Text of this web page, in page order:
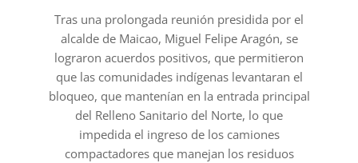
02
Tras una prolongada reunión presidida por el
alcalde de Maicao, Miguel Felipe Aragón, se
lograron acuerdos positivos, que permitieron
que las comunidades indígenas levantaran el
bloqueo, que mantenían en la entrada principal
del Relleno Sanitario del Norte, lo que
impedida el ingreso de los camiones
compactadores que manejan los residuos